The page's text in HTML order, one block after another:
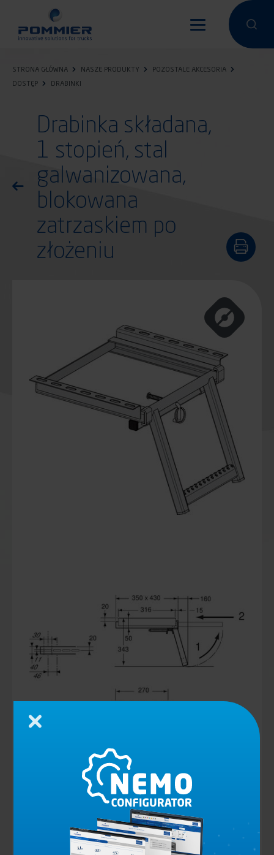
treści
STRONA GŁÓWNA NASZE PRODUKTY
POZOSTALE AKCESORIA
DOSTĘP
DRABINKI
Powróć do listy produktów
Drabinka składana,
1 stopień, stal
galwanizowana,
blokowana
zatrzaskiem po
złożeniu